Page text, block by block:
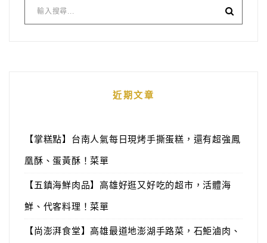
近期文章
【掌糕點】台南人氣每日現烤手撕蛋糕，還有超強鳳
凰酥、蛋黃酥！菜單
【五鎮海鮮肉品】高雄好逛又好吃的超市，活體海
鮮、代客料理！菜單
【尚澎湃食堂】高雄最道地澎湖手路菜，石鮔滷肉、